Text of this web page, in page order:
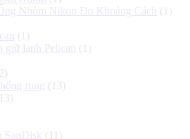
Nhòm Nikon Đo Khoảng Cách
(1)
(1)
giữ lạnh Pelican
(1)
rung (13)
SanDisk (11)